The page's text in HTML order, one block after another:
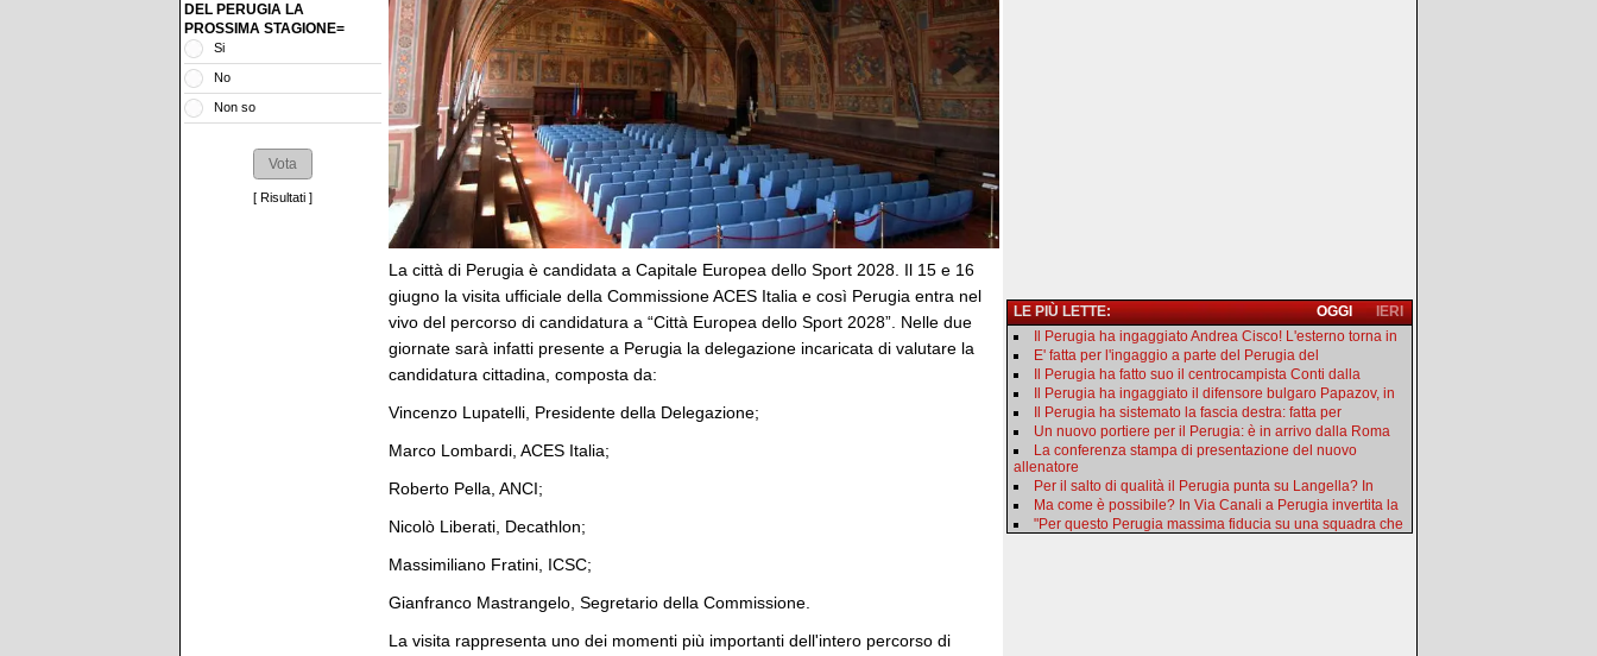
DEL PERUGIA LA
PROSSIMA STAGIONE=
Si
No
Non so
[ Risultati ]
La città di Perugia è candidata a Capitale Europea dello Sport 2028. Il 15 e 16
giugno la visita ufficiale della Commissione ACES Italia e così Perugia entra nel
vivo del percorso di candidatura a “Città Europea dello Sport 2028”. Nelle due
giornate sarà infatti presente a Perugia la delegazione incaricata di valutare la
candidatura cittadina, composta da:
Vincenzo Lupatelli, Presidente della Delegazione;
Marco Lombardi, ACES Italia;
Roberto Pella, ANCI;
Nicolò Liberati, Decathlon;
Massimiliano Fratini, ICSC;
Gianfranco Mastrangelo, Segretario della Commissione.
La visita rappresenta uno dei momenti più importanti dell'intero percorso di
LE PIÙ LETTE: IERI
OGGI
Il Perugia ha ingaggiato Andrea Cisco! L'esterno torna in
E' fatta per l'ingaggio a parte del Perugia del
Il Perugia ha fatto suo il centrocampista Conti dalla
Il Perugia ha ingaggiato il difensore bulgaro Papazov, in
Il Perugia ha sistemato la fascia destra: fatta per
Un nuovo portiere per il Perugia: è in arrivo dalla Roma
La conferenza stampa di presentazione del nuovo
allenatore
Per il salto di qualità il Perugia punta su Langella? In
Ma come è possibile? In Via Canali a Perugia invertita la
"Per questo Perugia massima fiducia su una squadra che